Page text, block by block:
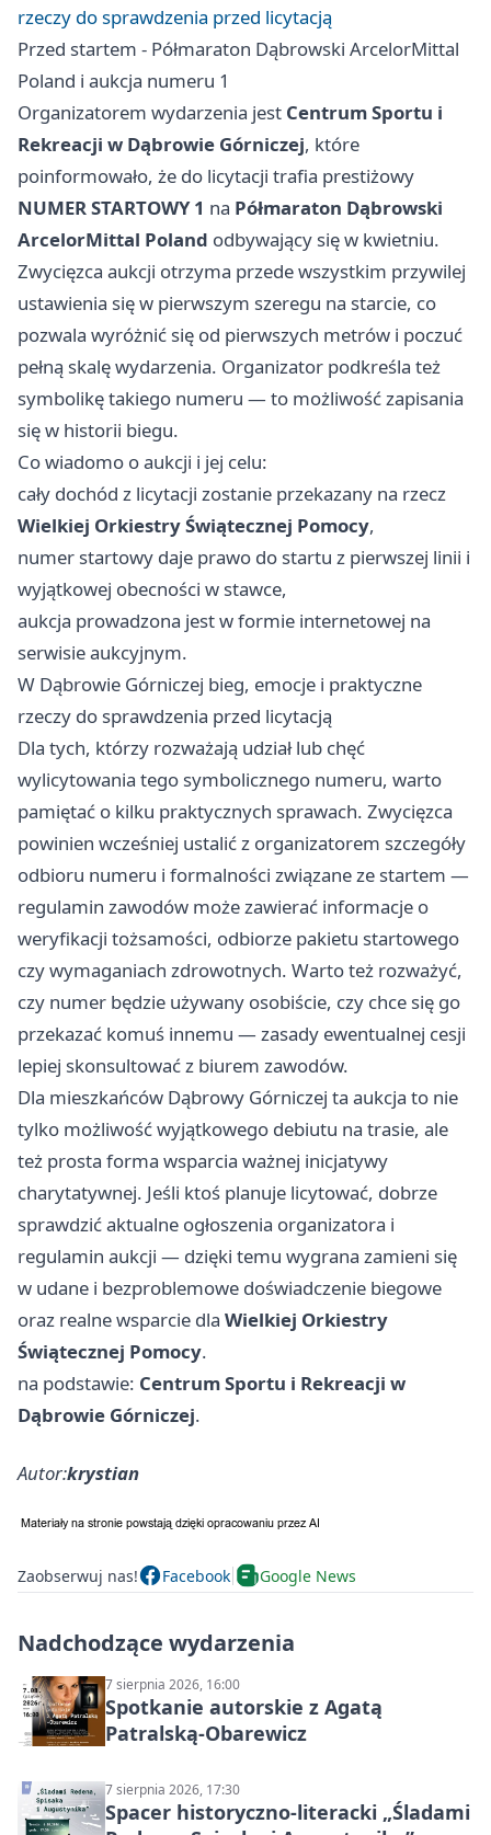
rzeczy do sprawdzenia przed licytacją
Przed startem - Półmaraton Dąbrowski ArcelorMittal
Poland i aukcja numeru 1
Organizatorem wydarzenia jest Centrum Sportu i
Rekreacji w Dąbrowie Górniczej, które
poinformowało, że do licytacji trafia prestiżowy
NUMER STARTOWY 1 na Półmaraton Dąbrowski
ArcelorMittal Poland odbywający się w kwietniu.
Zwycięzca aukcji otrzyma przede wszystkim przywilej
ustawienia się w pierwszym szeregu na starcie, co
pozwala wyróżnić się od pierwszych metrów i poczuć
pełną skalę wydarzenia. Organizator podkreśla też
symbolikę takiego numeru — to możliwość zapisania
się w historii biegu.
Co wiadomo o aukcji i jej celu:
cały dochód z licytacji zostanie przekazany na rzecz
Wielkiej Orkiestry Świątecznej Pomocy,
numer startowy daje prawo do startu z pierwszej linii i
wyjątkowej obecności w stawce,
aukcja prowadzona jest w formie internetowej na
serwisie aukcyjnym.
W Dąbrowie Górniczej bieg, emocje i praktyczne
rzeczy do sprawdzenia przed licytacją
Dla tych, którzy rozważają udział lub chęć
wylicytowania tego symbolicznego numeru, warto
pamiętać o kilku praktycznych sprawach. Zwycięzca
powinien wcześniej ustalić z organizatorem szczegóły
odbioru numeru i formalności związane ze startem —
regulamin zawodów może zawierać informacje o
weryfikacji tożsamości, odbiorze pakietu startowego
czy wymaganiach zdrowotnych. Warto też rozważyć,
czy numer będzie używany osobiście, czy chce się go
przekazać komuś innemu — zasady ewentualnej cesji
lepiej skonsultować z biurem zawodów.
Dla mieszkańców Dąbrowy Górniczej ta aukcja to nie
tylko możliwość wyjątkowego debiutu na trasie, ale
też prosta forma wsparcia ważnej inicjatywy
charytatywnej. Jeśli ktoś planuje licytować, dobrze
sprawdzić aktualne ogłoszenia organizatora i
regulamin aukcji — dzięki temu wygrana zamieni się
w udane i bezproblemowe doświadczenie biegowe
oraz realne wsparcie dla Wielkiej Orkiestry
Świątecznej Pomocy.
na podstawie: Centrum Sportu i Rekreacji w
Dąbrowie Górniczej.
Autor:krystian
Zaobserwuj nas! Facebook Google News
Nadchodzące wydarzenia
7 sierpnia 2026, 16:00
Spotkanie autorskie z Agatą
Patralską-Obarewicz
7 sierpnia 2026, 17:30
Spacer historyczno-literacki „Śladami